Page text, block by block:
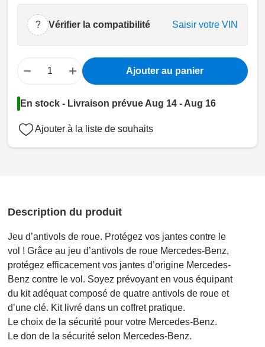
? Vérifier la compatibilité Saisir votre VIN
− + Ajouter au panier
En stock - Livraison prévue Aug 14 - Aug 16
Ajouter à la liste de souhaits
Description du produit
Jeu d’antivols de roue. Protégez vos jantes contre le
vol ! Grâce au jeu d’antivols de roue Mercedes-Benz,
protégez efficacement vos jantes d’origine Mercedes-
Benz contre le vol. Soyez prévoyant en vous équipant
du kit adéquat composé de quatre antivols de roue et
d’une clé. Kit livré dans un coffret pratique.
Le choix de la sécurité pour votre Mercedes-Benz.
Le don de la sécurité selon Mercedes-Benz.